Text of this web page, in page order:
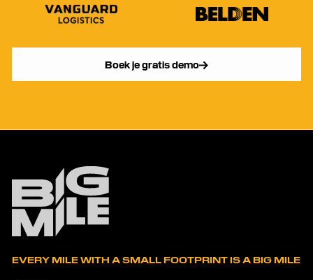
Boek je gratis demo
EVERY MILE WITH A SMALL FOOTPRINT IS A BIG MILE